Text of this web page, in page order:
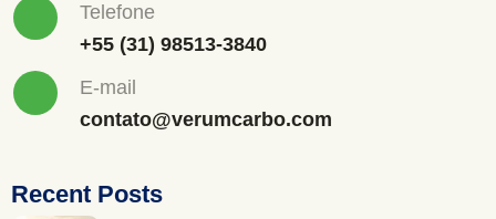
Telefone
+55 (31) 98513-3840
E-mail
contato@verumcarbo.com
Recent Posts